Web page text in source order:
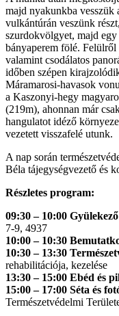
majd nyakunkba
vulkántúrán veszünk
szurdokvölgyet, majd
bányaperem fölé.
valamint csodálatos
időben szépen
Máramarosi-havasok
a Kaszonyi-hegy
(219m), ahonnan már
hangulatot idéző
vezetett visszafelé utunk.
A nap során
Béla tájegységvezető és
Részletes program:
09:30 – 10:00
7-9, 4937
10:00 – 10:30
10:30 – 13:30
rehabilitációja, kezelése
13:30 – 15:00 Ebéd és
15:00 – 17:00 Séta és
Természetvédelmi